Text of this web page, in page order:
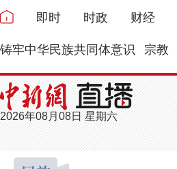
即时 时政 财经
铸牢中华民族共同体意识 宗教
2026年08月08日 星期六